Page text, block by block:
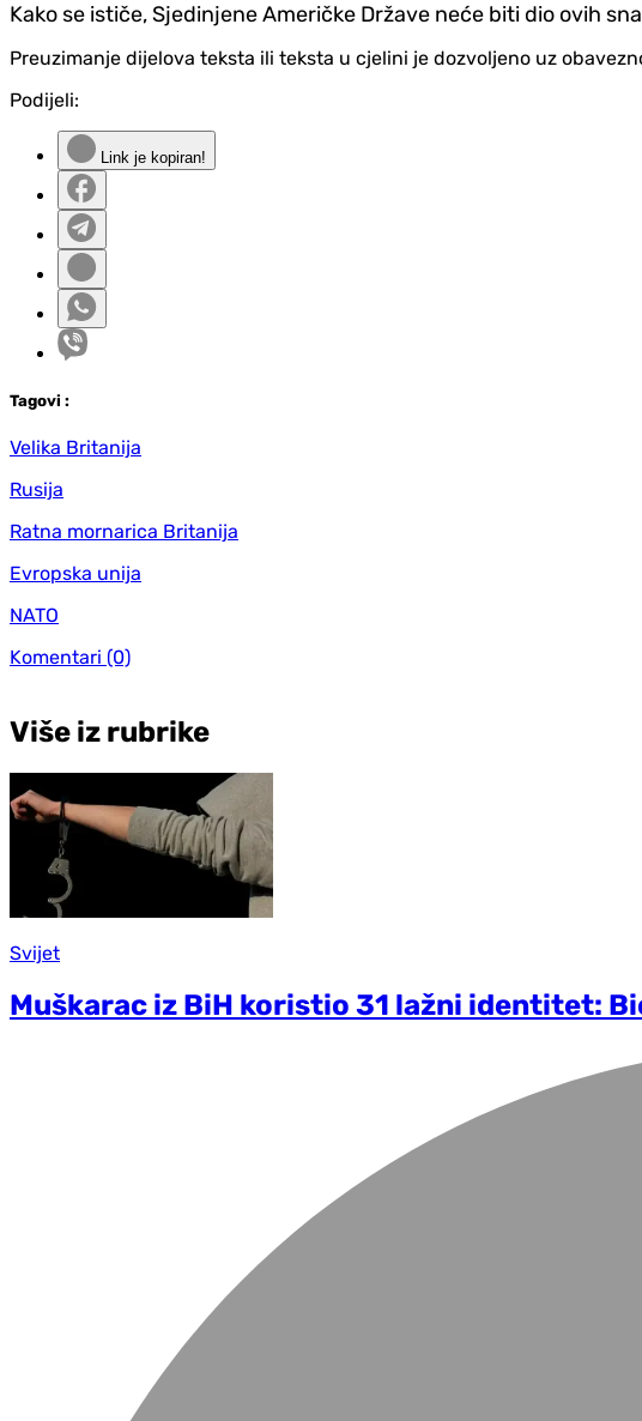
Kako se ističe, Sjedinjene Američke Države neće biti dio ovih
Preuzimanje dijelova teksta ili teksta u cjelini je dozvoljeno uz
Podijeli:
Link je kopiran!
Tagovi :
Velika Britanija
Rusija
Ratna mornarica Britanija
Evropska unija
NATO
Komentari (0)
Više iz rubrike
Svijet
Muškarac iz BiH koristio 31 lažni identitet: